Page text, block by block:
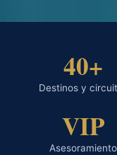
40+
Destinos y
VIP
Asesoramiento